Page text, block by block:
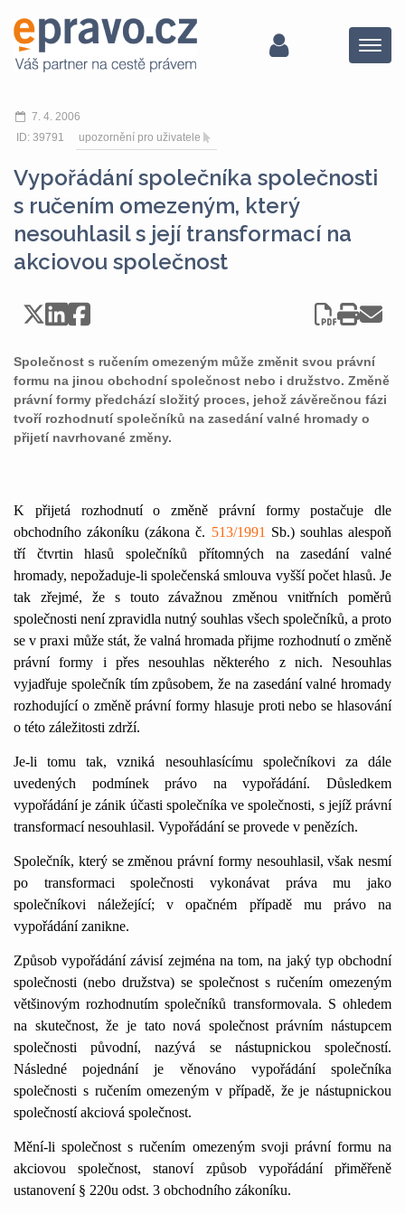
Menu
7. 4. 2006
ID: 39791
upozornění pro uživatele
Vypořádání společníka společnosti
s ručením omezeným, který
nesouhlasil s její transformací na
akciovou společnost
Společnost s ručením omezeným může změnit svou právní
formu na jinou obchodní společnost nebo i družstvo. Změně
právní formy předchází složitý proces, jehož závěrečnou fázi
tvoří rozhodnutí společníků na zasedání valné hromady o
přijetí navrhované změny.
K přijetá rozhodnutí o změně právní formy postačuje dle
obchodního zákoníku (zákona č. 513/1991 Sb.) souhlas alespoň
tří čtvrtin hlasů společníků přítomných na zasedání valné
hromady, nepožaduje-li společenská smlouva vyšší počet hlasů. Je
tak zřejmé, že s touto závažnou změnou vnitřních poměrů
společnosti není zpravidla nutný souhlas všech společníků, a proto
se v praxi může stát, že valná hromada přijme rozhodnutí o změně
právní formy i přes nesouhlas některého z nich. Nesouhlas
vyjadřuje společník tím způsobem, že na zasedání valné hromady
rozhodující o změně právní formy hlasuje proti nebo se hlasování
o této záležitosti zdrží.
Je-li tomu tak, vzniká nesouhlasícímu společníkovi za dále
uvedených podmínek právo na vypořádání. Důsledkem
vypořádání je zánik účasti společníka ve společnosti, s jejíž právní
transformací nesouhlasil. Vypořádání se provede v penězích.
Společník, který se změnou právní formy nesouhlasil, však nesmí
po transformaci společnosti vykonávat práva mu jako
společníkovi náležející; v opačném případě mu právo na
vypořádání zanikne.
Způsob vypořádání závisí zejména na tom, na jaký typ obchodní
společnosti (nebo družstva) se společnost s ručením omezeným
většinovým rozhodnutím společníků transformovala. S ohledem
na skutečnost, že je tato nová společnost právním nástupcem
společnosti původní, nazývá se nástupnickou společností.
Následné pojednání je věnováno vypořádání společníka
společnosti s ručením omezeným v případě, že je nástupnickou
společností akciová společnost.
Mění-li společnost s ručením omezeným svoji právní formu na
akciovou společnost, stanoví způsob vypořádání přiměřeně
ustanovení § 220u odst. 3 obchodního zákoníku.